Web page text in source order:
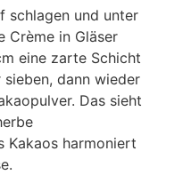
schlagen und unter
Crème in Gläser
eine zarte Schicht
dann wieder
Das sieht
Kakaos harmoniert